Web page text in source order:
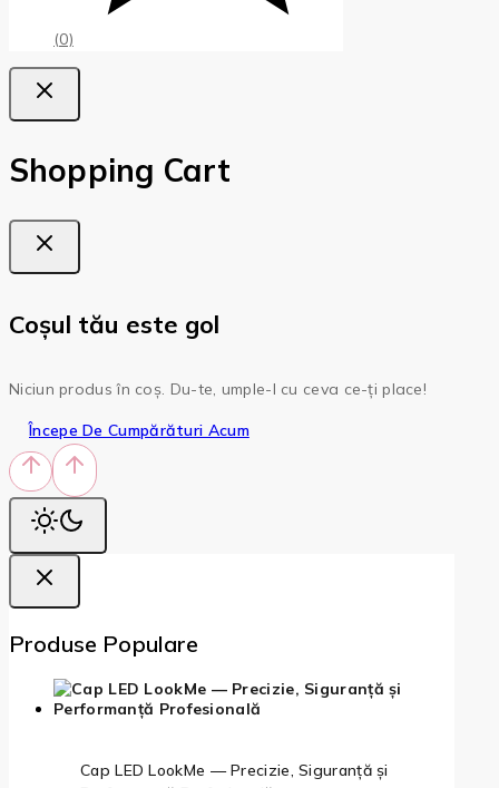
(0)
Shopping Cart
Coșul tău este gol
Niciun produs în coș. Du-te, umple-l cu ceva ce-ți place!
Începe De Cumpărături Acum
Produse Populare
Cap LED LookMe — Precizie, Siguranță și